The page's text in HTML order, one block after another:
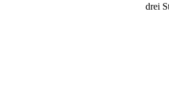
drei